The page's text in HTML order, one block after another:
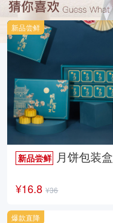
新品尝鲜 月饼包装盒
¥16.8 ¥36
新品尝鲜
爆款直降